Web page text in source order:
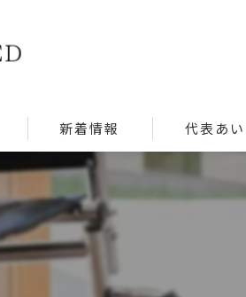
新着情報 代表あ